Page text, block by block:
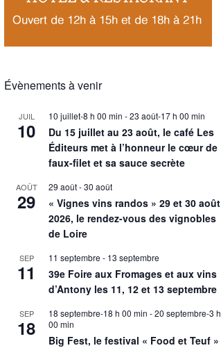
Évènements à venir
JUIL
10
10 juillet-8 h 00 min -23 août-17 h 00 min
Du 15 juillet au 23 août, le café Les
Éditeurs met à l’honneur le cœur de
faux-filet et sa sauce secrète
AOÛT
29
29 août-30 août
« Vignes vins randos » 29 et 30 août
2026, le rendez-vous des vignobles
de Loire
SEP
11
11 septembre - 13 septembre
39e Foire aux Fromages et aux vins
d’Antony les 11, 12 et 13 septembre
SEP
18
18 septembre-18 h 00 min -20 septembre-3 h
00 min
Big Fest, le festival « Food et Teuf »